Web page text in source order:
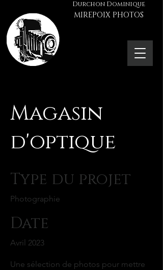
MIREPOIX PHOTOS
Durchon Dominique
Magasin
d'optique
Type du projet
Photographie
Date
Avril 2023
Une sélection de photos pour mettre